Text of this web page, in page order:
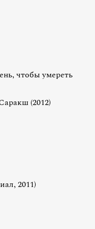
чтобы умереть
(2012)
2011)